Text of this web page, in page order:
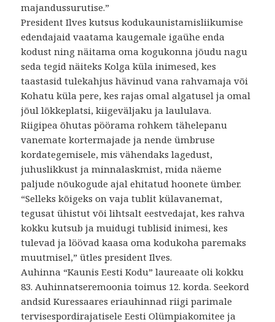
majandussurutise.”
President Ilves kutsus kodukaunistamisliikumise
edendajaid vaatama kaugemale igaühe enda
kodust ning näitama oma kogukonna jõudu nagu
seda tegid näiteks Kolga küla inimesed, kes
taastasid tulekahjus hävinud vana rahvamaja või
Kohatu küla pere, kes rajas omal algatusel ja omal
jõul lõkkeplatsi, kiigeväljaku ja laululava.
Riigipea õhutas pöörama rohkem tähelepanu
vanemate kortermajade ja nende ümbruse
kordategemisele, mis vähendaks lagedust,
juhuslikkust ja minnalaskmist, mida näeme
paljude nõukogude ajal ehitatud hoonete ümber.
“Selleks kõigeks on vaja tublit külavanemat,
tegusat ühistut või lihtsalt eestvedajat, kes rahva
kokku kutsub ja muidugi tublisid inimesi, kes
tulevad ja löövad kaasa oma kodukoha paremaks
muutmisel,” ütles president Ilves.
Auhinna “Kaunis Eesti Kodu” laureaate oli kokku
83. Auhinnatseremoonia toimus 12. korda. Seekord
andsid Kuressaares eriauhinnad riigi parimale
tervisespordirajatisele Eesti Olümpiakomitee ja